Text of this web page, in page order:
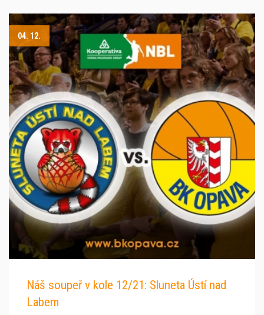
04. 12.
Náš soupeř v kole 12/21: Sluneta Ústí nad
Labem